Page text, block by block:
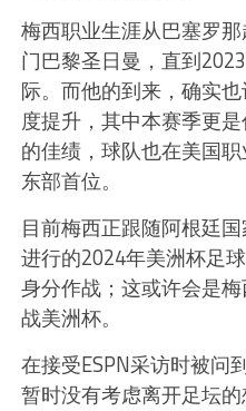
梅西职业生涯从巴塞罗
门巴黎圣日曼，直到
际。而他的到来，确实
度提升，其中本赛季更
的佳绩，球队也在美国
东部首位。
目前梅西正跟随阿根廷
进行的2024年美洲杯足
身分作战；这或许会是
战美洲杯。
在接受ESPN采访时被问
暂时没有考虑离开足坛的